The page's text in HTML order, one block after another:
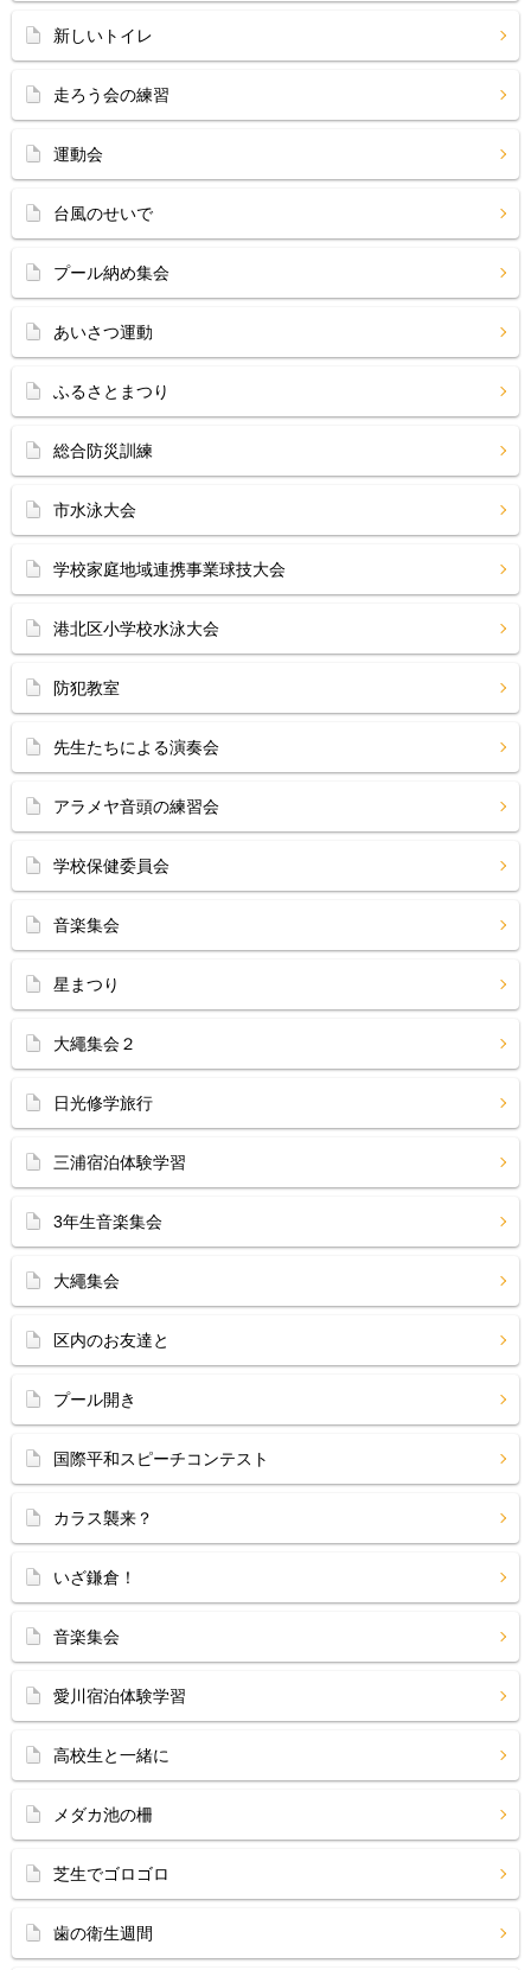
新しいトイレ
走ろう会の練習
運動会
台風のせいで
プール納め集会
あいさつ運動
ふるさとまつり
総合防災訓練
市水泳大会
学校家庭地域連携事業球技大会
港北区小学校水泳大会
防犯教室
先生たちによる演奏会
アラメヤ音頭の練習会
学校保健委員会
音楽集会
星まつり
大繩集会２
日光修学旅行
三浦宿泊体験学習
3年生音楽集会
大繩集会
区内のお友達と
プール開き
国際平和スピーチコンテスト
カラス襲来？
いざ鎌倉！
音楽集会
愛川宿泊体験学習
高校生と一緒に
メダカ池の柵
芝生でゴロゴロ
歯の衛生週間